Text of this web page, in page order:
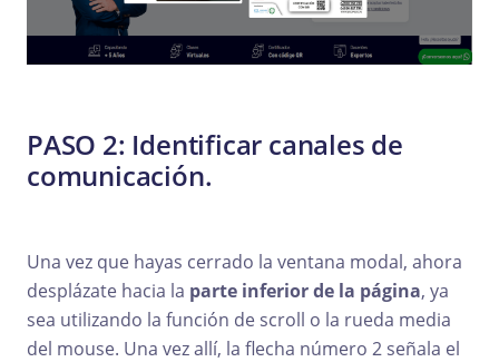
PASO 2: Identificar canales de
comunicación.
Una vez que hayas cerrado la ventana modal, ahora
desplázate hacia la parte inferior de la página, ya
sea utilizando la función de scroll o la rueda media
del mouse. Una vez allí, la flecha número 2 señala el